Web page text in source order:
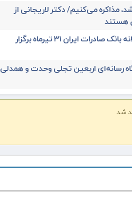
مذاکره می‌کنیم/ دکتر لاریجانی از
هستند
مجمع عمومی عادی سالانه بانک صادرات ایران ۳۱ تیرماه برگزار
رسانه‌ای اربعین تجلی وحدت و همدلی